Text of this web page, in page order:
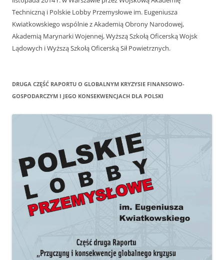
Techniczną i Polskie Lobby Przemysłowe im. Eugeniusza
Kwiatkowskiego wspólnie z Akademią Obrony Narodowej,
Akademią Marynarki Wojennej, Wyższą Szkołą Oficerską Wojsk
Lądowych i Wyższą Szkołą Oficerską Sił Powietrznych.
DRUGA CZĘŚĆ RAPORTU O GLOBALNYM KRYZYSIE FINANSOWO-
GOSPODARCZYM I JEGO KONSEKWENCJACH DLA POLSKI